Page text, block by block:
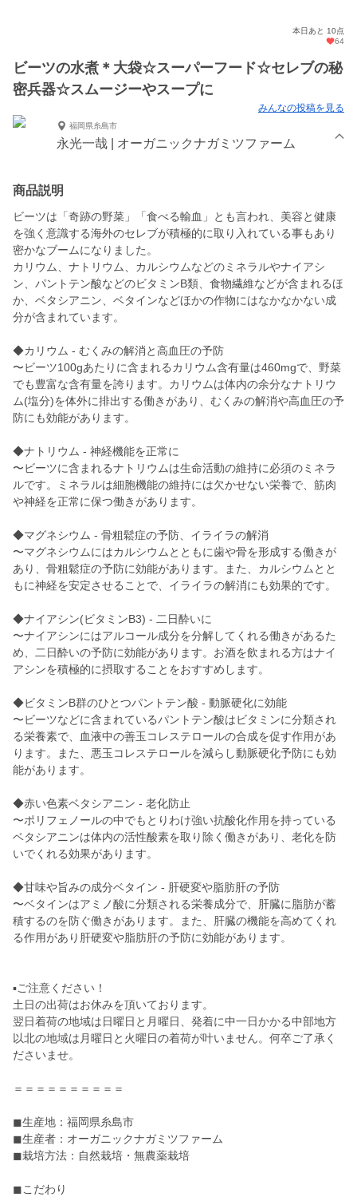
本日あと 10点
64
ビーツの水煮＊大袋☆スーパーフード☆セレブの秘
密兵器☆スムージーやスープに
みんなの投稿を見る
福岡県糸島市
永光一哉 | オーガニックナガミツファーム
商品説明
ビーツは「奇跡の野菜」「食べる輸血」とも言われ、美容と健康
を強く意識する海外のセレブが積極的に取り入れている事もあり
密かなブームになりました。
カリウム、ナトリウム、カルシウムなどのミネラルやナイアシ
ン、パントテン酸などのビタミンB類、食物繊維などが含まれるほ
か、ベタシアニン、ベタインなどほかの作物にはなかなかない成
分が含まれています。
◆カリウム - むくみの解消と高血圧の予防
〜ビーツ100gあたりに含まれるカリウム含有量は460mgで、野菜
でも豊富な含有量を誇ります。カリウムは体内の余分なナトリウ
ム(塩分)を体外に排出する働きがあり、むくみの解消や高血圧の予
防にも効能があります。
◆ナトリウム - 神経機能を正常に
〜ビーツに含まれるナトリウムは生命活動の維持に必須のミネラ
ルです。ミネラルは細胞機能の維持には欠かせない栄養で、筋肉
や神経を正常に保つ働きがあります。
◆マグネシウム - 骨粗鬆症の予防、イライラの解消
〜マグネシウムにはカルシウムとともに歯や骨を形成する働きが
あり、骨粗鬆症の予防に効能があります。また、カルシウムとと
もに神経を安定させることで、イライラの解消にも効果的です。
◆ナイアシン(ビタミンB3) - 二日酔いに
〜ナイアシンにはアルコール成分を分解してくれる働きがあるた
め、二日酔いの予防に効能があります。お酒を飲まれる方はナイ
アシンを積極的に摂取することをおすすめします。
◆ビタミンB群のひとつパントテン酸 - 動脈硬化に効能
〜ビーツなどに含まれているパントテン酸はビタミンに分類され
る栄養素で、血液中の善玉コレステロールの合成を促す作用があ
ります。また、悪玉コレステロールを減らし動脈硬化予防にも効
能があります。
◆赤い色素ベタシアニン - 老化防止
〜ポリフェノールの中でもとりわけ強い抗酸化作用を持っている
ベタシアニンは体内の活性酸素を取り除く働きがあり、老化を防
いでくれる効果があります。
◆甘味や旨みの成分ベタイン - 肝硬変や脂肪肝の予防
〜ベタインはアミノ酸に分類される栄養成分で、肝臓に脂肪が蓄
積するのを防ぐ働きがあります。また、肝臓の機能を高めてくれ
る作用があり肝硬変や脂肪肝の予防に効能があります。
▪️ご注意ください！
土日の出荷はお休みを頂いております。
翌日着荷の地域は日曜日と月曜日、発着に中一日かかる中部地方
以北の地域は月曜日と火曜日の着荷が叶いません。何卒ご了承く
ださいませ。
＝＝＝＝＝＝＝＝＝＝
◼︎生産地：福岡県糸島市
◼︎生産者：オーガニックナガミツファーム
◼︎栽培方法：自然栽培・無農薬栽培
◼︎こだわり